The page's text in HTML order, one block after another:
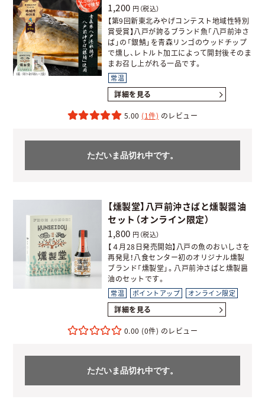
1,200 円（税込）
【第9回新東北みやげコンテスト地域性特別
賞受賞】八戸が誇るブランド魚「八戸前沖さ
ば」の「銀鯖」を青森リンゴのウッドチップ
で燻し、レトルト加工によって開封後そのま
まお召し上がれる一品です。
常温
詳細を見る
5.00 (1件)
ただいま品切れ中です。
【燻製堂】八戸前沖さばと燻製醤油
セット（オンライン限定）
1,800 円（税込）
【４月28日発売開始】八戸の魚のおいしさを
再発見！八食センター初のオリジナル燻製
ブランド「燻製堂」。八戸前沖さばと燻製醤
油のセットです。
常温 ポイントアップ オンライン限定
詳細を見る
0.00 (0件)
ただいま品切れ中です。